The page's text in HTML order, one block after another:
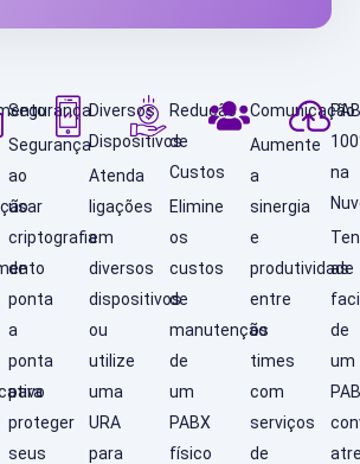
Segurança
Segurança
ao
usar
criptografia
de
ponta
a
ponta
para
proteger
seus
Diversos
Dispositivos
Atenda
ligações
em
diversos
dispositivos
ou
utilize
uma
URA
para
Redução
de
Custos
Elimine
os
custos
de
manutenção
de
um
PABX
físico
Comunicação
Aumente
a
sinergia
e
produtividade
entre
os
times
com
serviços
de
na
as
de
um